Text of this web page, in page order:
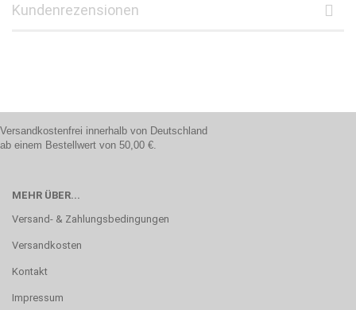
Kundenrezensionen
Versandkostenfrei innerhalb von Deutschland
ab einem Bestellwert von 50,00 €.
MEHR ÜBER...
Versand- & Zahlungsbedingungen
Versandkosten
Kontakt
Impressum